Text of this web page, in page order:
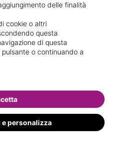
Indicazioni stradali
delle finalità
cookie o altri
questa
di questa
o continuando a
personalizza